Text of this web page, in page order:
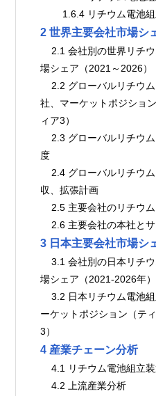
1.6.4 リチウム
2 世界主要会社市場シ
場シェア（2021～2026）
社、マーケットポジショ
ィア3）
度
収、拡張計画
2.5 主要会社のリチ
2.6 主要会社の本社
3 日本主要会社市場シ
    3.1 会社別の日本リチウム電池組立装置売上の市
場シェア（2021-2026年）
    3.2 日本リチウム電池組立装置のトップ会社、マ
ーケットポジション（テ
3）
4 産業チェーン分析
4.1 リチウム電池組
    4.2 上流産業分析